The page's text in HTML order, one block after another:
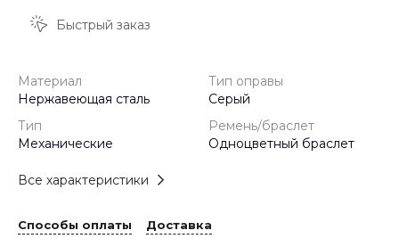
Быстрый заказ
Материал
Нержавеющая сталь
Тип оправы
Серый
Тип
Механические
Ремень/браслет
Одноцветный браслет
Все характеристики
Способы оплаты Доставка